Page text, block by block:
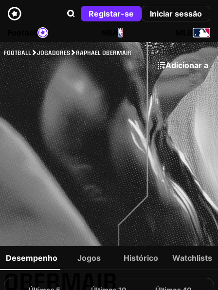
Registar-se
Iniciar sessão
NBA
FOOTBALL JOGADORES RAPHAEL OBERMAIR
Adicionar a
RAPHAEL
OBERMAIR
Desempenho Jogos Histórico Watchlists